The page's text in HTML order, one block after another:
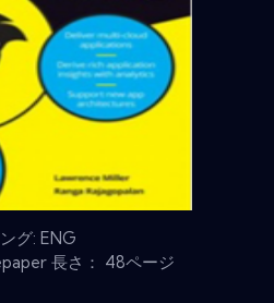
グ: ENG
長さ： 48ページ